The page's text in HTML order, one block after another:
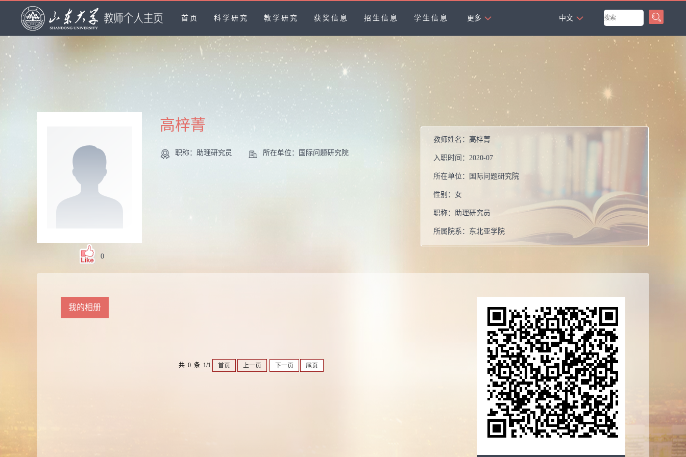
首页 科学研究 教学研究 获奖信息 招生信息 学生信息 更多
中文
0
高梓菁
职称：助理研究员 所在单位：国际问题研究院
教师姓名： 高梓菁
入职时间： 2020-07
所在单位： 国际问题研究院
性别： 女
职称： 助理研究员
所属院系： 东北亚学院
我的相册
共 0 条 1/1 首页 上一页 下一页 尾页